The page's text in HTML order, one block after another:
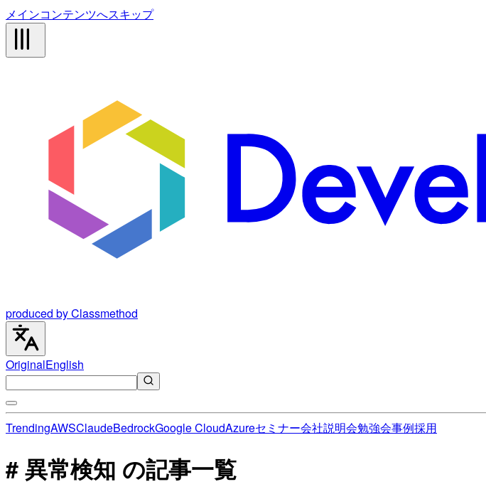
メインコンテンツへスキップ
produced by Classmethod
OriginalEnglish
TrendingAWSClaudeBedrockGoogle CloudAzureセミナー会社説明会勉強会事例採用
# 異常検知 の記事一覧